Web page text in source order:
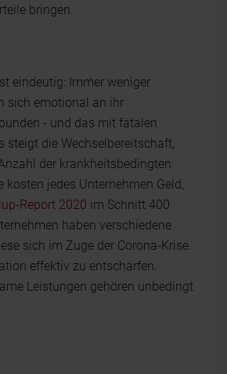
bringen.
eindeutig: Immer weniger
sich emotional an ihr
- und das mit fatalen
steigt die Wechselbereitschaft,
der krankheitsbedingten
kosten jedes Unternehmen Geld,
Report 2020 im Schnitt 400
haben verschiedene
sich im Zuge der Corona-Krise
effektiv zu entschärfen.
Leistungen gehören unbedingt